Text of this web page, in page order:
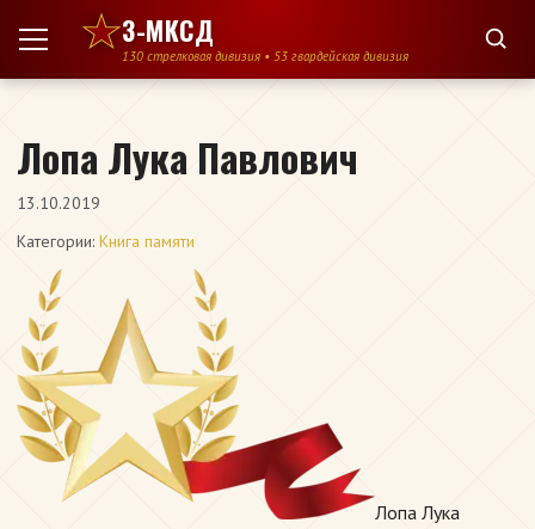
Перейти к содержимому
3-МКСД
130 стрелковая дивизия • 53 гвардейская дивизия
Лопа Лука Павлович
13.10.2019
Категории: Книга памяти
Лопа Лука